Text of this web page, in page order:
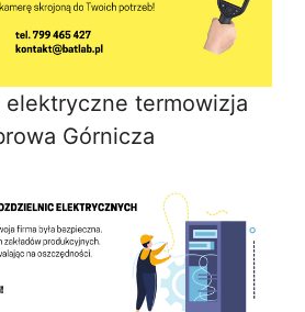
elektryczne termowizja
Górnicza